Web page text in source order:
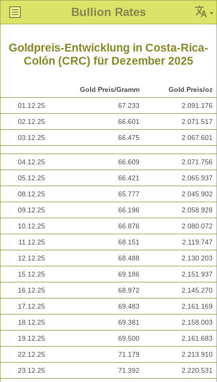
Bullion Rates
Goldpreis-Entwicklung in Costa-Rica-
Colón (CRC) für Dezember 2025
Gold Preis/Gramm Gold Preis/oz
01.12.25 67.233 2.091.176
02.12.25 66.601 2.071.517
03.12.25 66.475 2.067.601
04.12.25 66.609 2.071.756
05.12.25 66.421 2.065.937
08.12.25 65.777 2.045.902
09.12.25 66.196 2.058.928
10.12.25 66.876 2.080.072
11.12.25 68.151 2.119.747
12.12.25 68.488 2.130.203
15.12.25 69.186 2.151.937
16.12.25 68.972 2.145.270
17.12.25 69.483 2.161.169
18.12.25 69.381 2.158.003
19.12.25 69.500 2.161.683
22.12.25 71.179 2.213.910
23.12.25 71.392 2.220.531